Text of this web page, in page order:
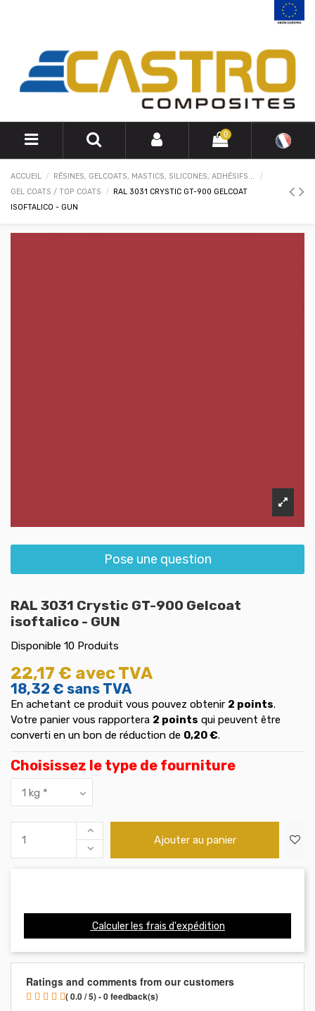
0
ACCUEIL
RÉSINES, GELCOATS, MASTICS, SILICONES, ADHÉSIFS...
GEL COATS / TOP COATS
RAL 3031 CRYSTIC GT-900 GELCOAT
ISOFTALICO - GUN
Pose une question
RAL 3031 Crystic GT-900 Gelcoat
isoftalico - GUN
Disponible 10 Produits
22,17 € avec TVA
18,32 € sans TVA
En achetant ce produit vous pouvez obtenir 2 points.
Votre panier vous rapportera 2 points qui peuvent être
converti en un bon de réduction de 0,20 €.
Choisissez le type de fourniture
Ajouter au panier
Calculer les frais d'expédition
Ratings and comments from our customers
( 0.0 / 5) - 0 feedback(s)